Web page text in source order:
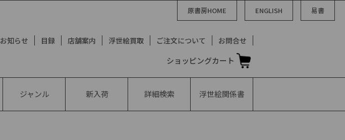
原書房HOME ENGLISH 易書
お知らせ 目録 店舗案内 浮世絵買取 ご注文について お問合せ
ショッピングカート
ジャンル 新入荷 詳細検索 浮世絵関係書